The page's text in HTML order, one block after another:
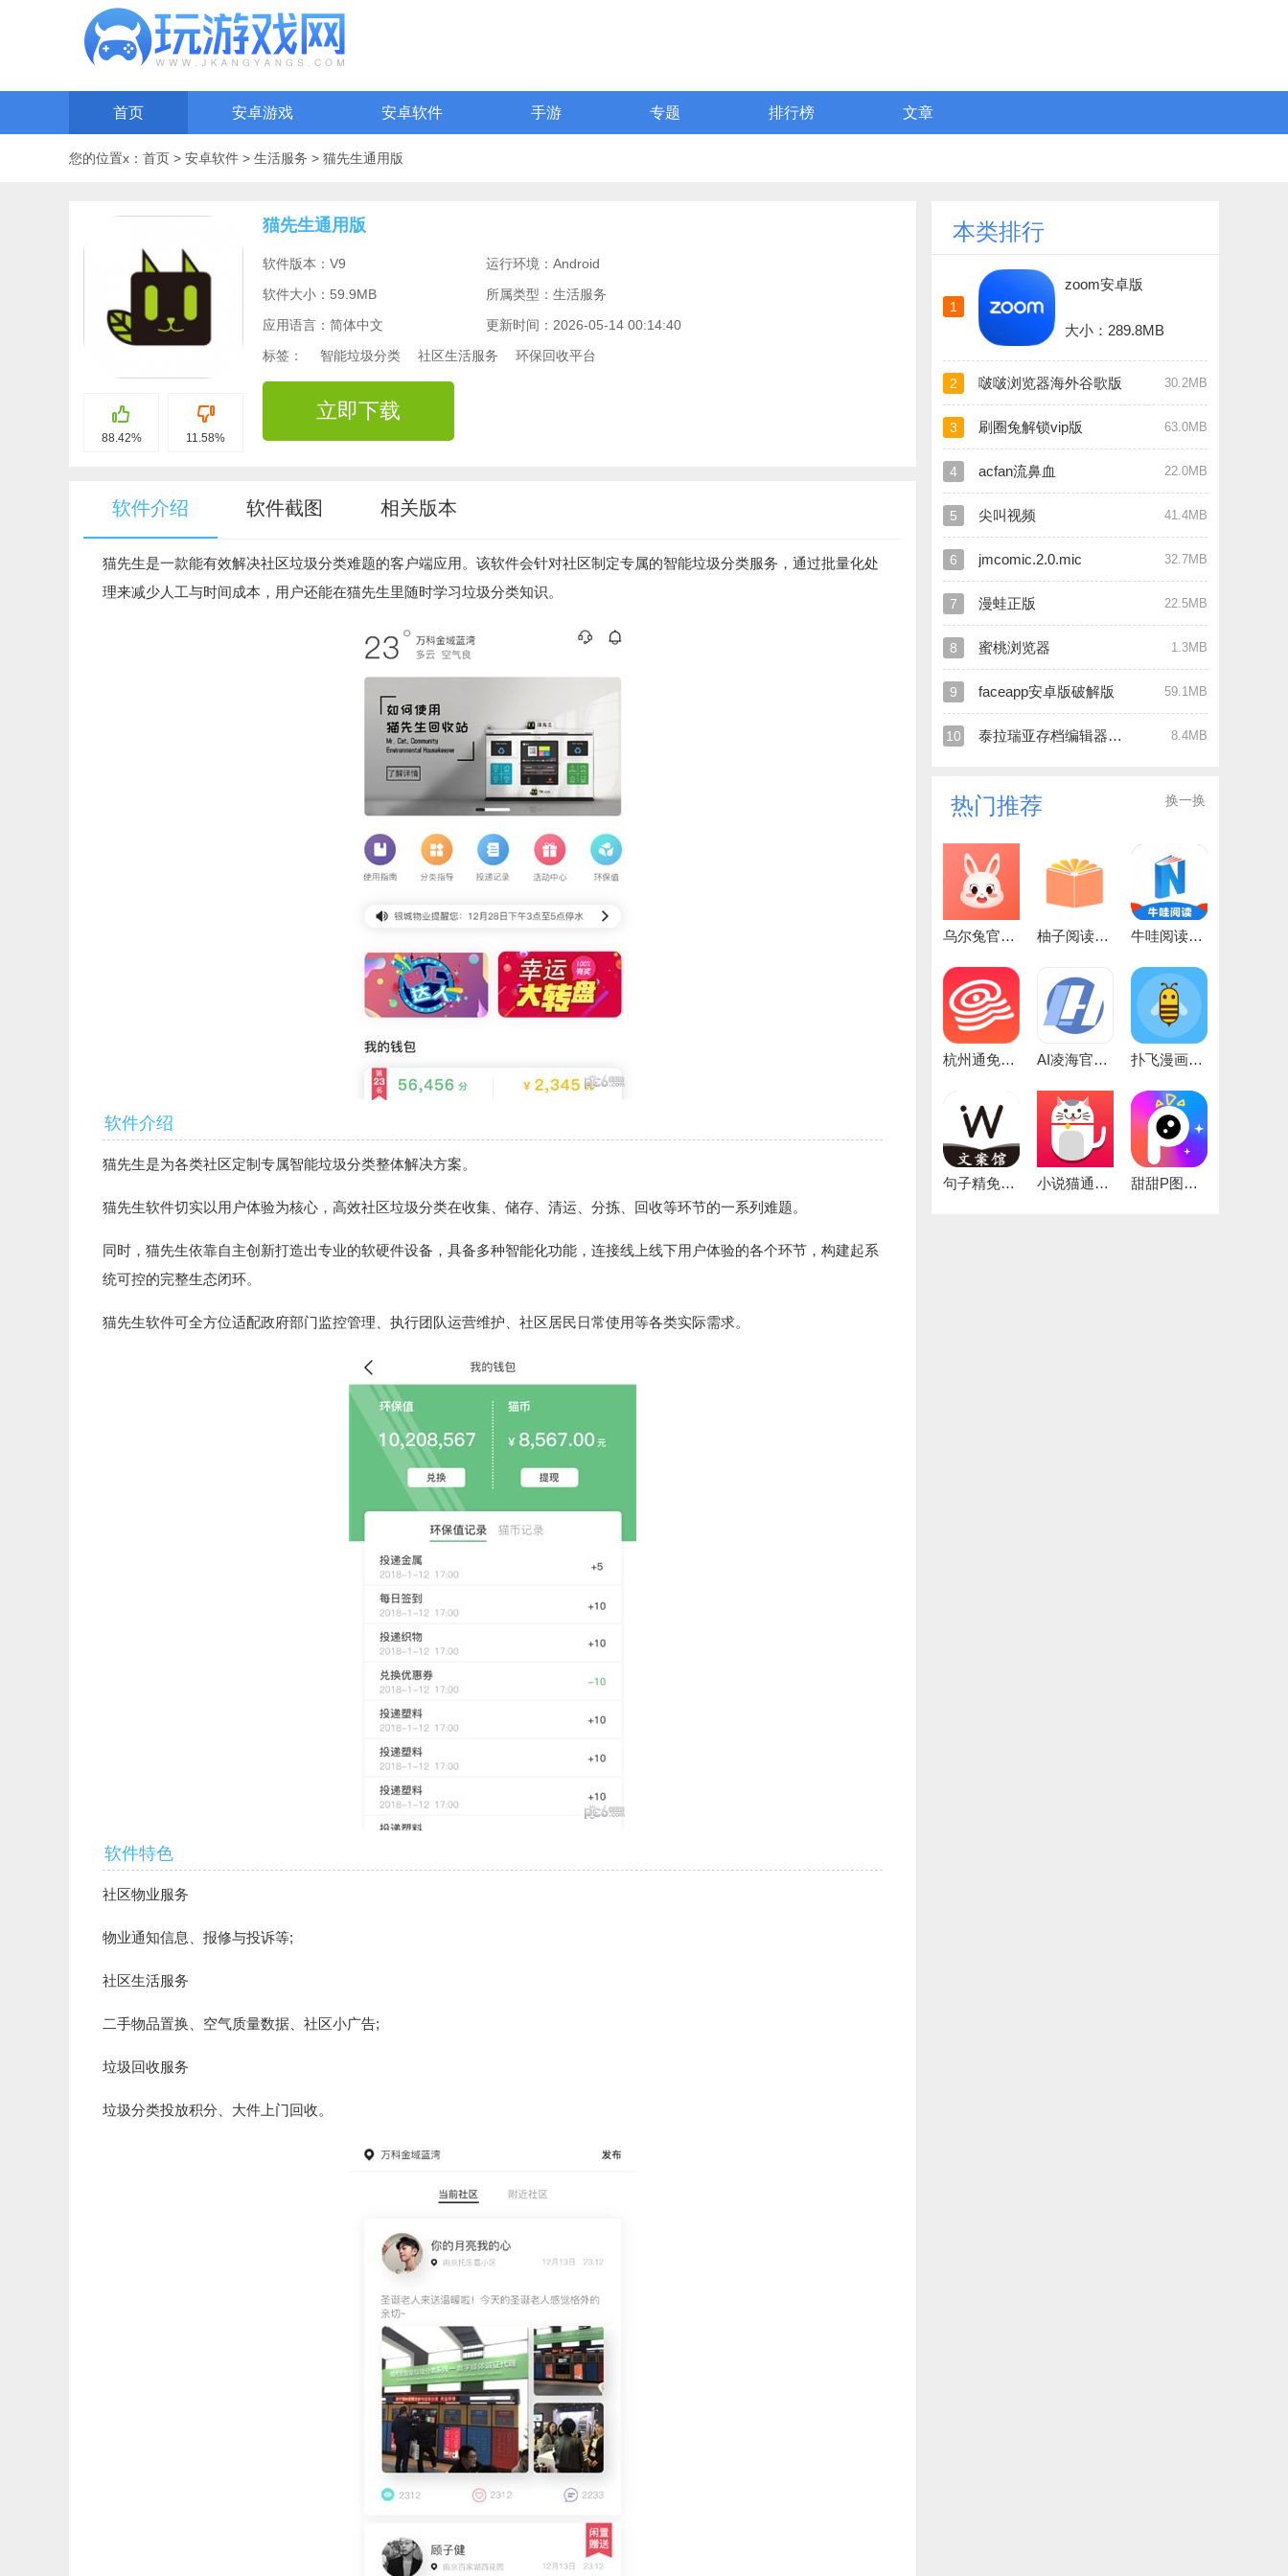
首页 安卓游戏 安卓软件 手游 专题 排行榜 文章
您的位置x： 首页 > 安卓软件 > 生活服务 > 猫先生通用版
88.42% 11.58%
猫先生通用版
软件版本：V9
运行环境：Android
软件大小：59.9MB
所属类型：生活服务
应用语言：简体中文
更新时间：2026-05-14 00:14:40
标签：
智能垃圾分类 社区生活服务 环保回收平台
立即下载
软件介绍 软件截图 相关版本
猫先生是一款能有效解决社区垃圾分类难题的客户端应用。该软件会针对社区制定专属的智能垃圾分类服务，通过批量化处
理来减少人工与时间成本，用户还能在猫先生里随时学习垃圾分类知识。
软件介绍
猫先生是为各类社区定制专属智能垃圾分类整体解决方案。
猫先生软件切实以用户体验为核心，高效社区垃圾分类在收集、储存、清运、分拣、回收等环节的一系列难题。
同时，猫先生依靠自主创新打造出专业的软硬件设备，具备多种智能化功能，连接线上线下用户体验的各个环节，构建起系
统可控的完整生态闭环。
猫先生软件可全方位适配政府部门监控管理、执行团队运营维护、社区居民日常使用等各类实际需求。
软件特色
社区物业服务
物业通知信息、报修与投诉等;
社区生活服务
二手物品置换、空气质量数据、社区小广告;
垃圾回收服务
垃圾分类投放积分、大件上门回收。
本类排行
1
zoom安卓版
大小：289.8MB
2 啵啵浏览器海外谷歌版 30.2MB
3 刷圈兔解锁vip版 63.0MB
4 acfan流鼻血 22.0MB
5 尖叫视频 41.4MB
6 jmcomic.2.0.mic 32.7MB
7 漫蛙正版 22.5MB
8 蜜桃浏览器 1.3MB
9 faceapp安卓版破解版 59.1MB
10 泰拉瑞亚存档编辑器官网版 8.4MB
热门推荐 换一换
乌尔兔官方正版 柚子阅读正版 牛哇阅读手机正版
杭州通免费版 AI凌海官方版 扑飞漫画无广告安卓免费版
句子精免费版 小说猫通用版 甜甜P图无广告版